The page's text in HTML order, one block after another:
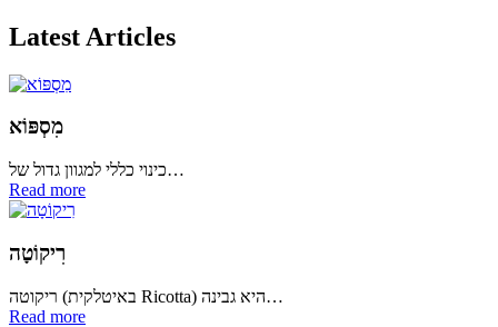
Latest Articles
מִסְפּוֹא
כינוי כללי למגוון גדול של…
Read more
רִיקוֹטָה
ריקוטה (באיטלקית Ricotta) היא גבינה…
Read more